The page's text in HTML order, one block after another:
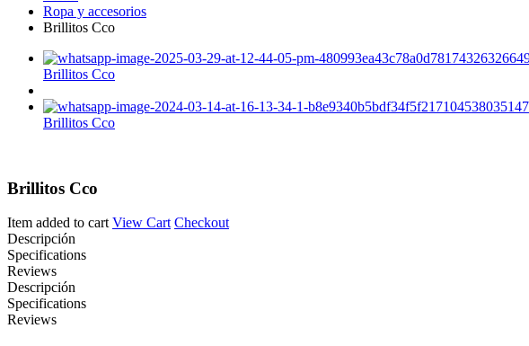
Ropa y accesorios
Brillitos Cco
Brillitos Cco
Brillitos Cco
Brillitos Cco
Item added to cartView Cart Checkout
Descripción
Specifications
Reviews
Descripción
Specifications
Reviews